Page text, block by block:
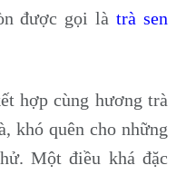
được gọi làtrà sen
hợp cùng hương trà
khó quên cho những
Một điều khá đặc